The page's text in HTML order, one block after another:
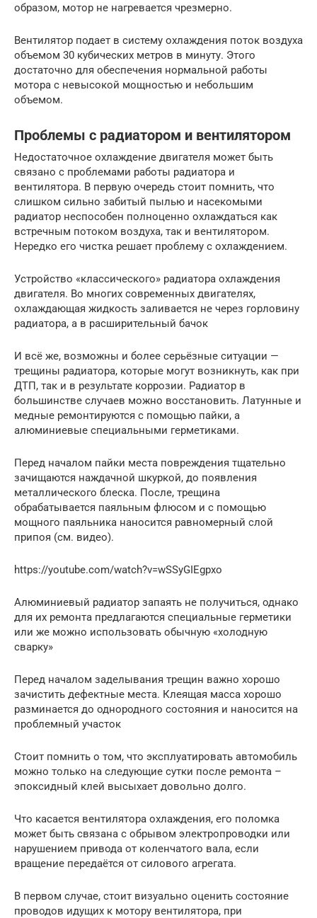
образом, мотор не нагревается чрезмерно.
Вентилятор подает в систему охлаждения поток воздуха
объемом 30 кубических метров в минуту. Этого
достаточно для обеспечения нормальной работы
мотора с невысокой мощностью и небольшим
объемом.
Проблемы с радиатором и вентилятором
Недостаточное охлаждение двигателя может быть
связано с проблемами работы радиатора и
вентилятора. В первую очередь стоит помнить, что
слишком сильно забитый пылью и насекомыми
радиатор неспособен полноценно охлаждаться как
встречным потоком воздуха, так и вентилятором.
Нередко его чистка решает проблему с охлаждением.
Устройство «классического» радиатора охлаждения
двигателя. Во многих современных двигателях,
охлаждающая жидкость заливается не через горловину
радиатора, а в расширительный бачок
И всё же, возможны и более серьёзные ситуации —
трещины радиатора, которые могут возникнуть, как при
ДТП, так и в результате коррозии. Радиатор в
большинстве случаев можно восстановить. Латунные и
медные ремонтируются с помощью пайки, а
алюминиевые специальными герметиками.
Перед началом пайки места повреждения тщательно
зачищаются наждачной шкуркой, до появления
металлического блеска. После, трещина
обрабатывается паяльным флюсом и с помощью
мощного паяльника наносится равномерный слой
припоя (см. видео).
https://youtube.com/watch?v=wSSyGIEgpxo
Алюминиевый радиатор запаять не получиться, однако
для их ремонта предлагаются специальные герметики
или же можно использовать обычную «холодную
сварку»
Перед началом заделывания трещин важно хорошо
зачистить дефектные места. Клеящая масса хорошо
разминается до однородного состояния и наносится на
проблемный участок
Стоит помнить о том, что эксплуатировать автомобиль
можно только на следующие сутки после ремонта –
эпоксидный клей высыхает довольно долго.
Что касается вентилятора охлаждения, его поломка
может быть связана с обрывом электропроводки или
нарушением привода от коленчатого вала, если
вращение передаётся от силового агрегата.
В первом случае, стоит визуально оценить состояние
проводов идущих к мотору вентилятора, при